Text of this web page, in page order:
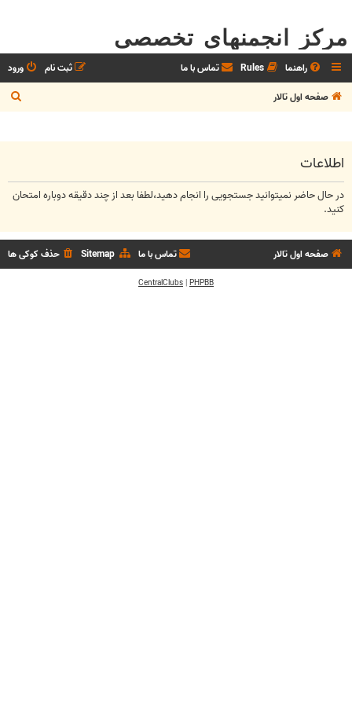
مرکز انجمنهای تخصصی
راهنما Rules تماس با ما ورود
ثبت نام
صفحه اول تالار
س
و
اطلاعات
در حال حاضر نمیتوانید جستجویی را انجام دهید،لطفا بعد از چند دقیقه دوباره امتحان
کنید.
صفحه اول تالار حذف کوکی ها Sitemap تماس با ما
PHPBB
|
CentralClubs